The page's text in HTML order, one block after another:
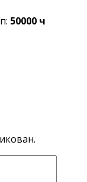
50000 ч